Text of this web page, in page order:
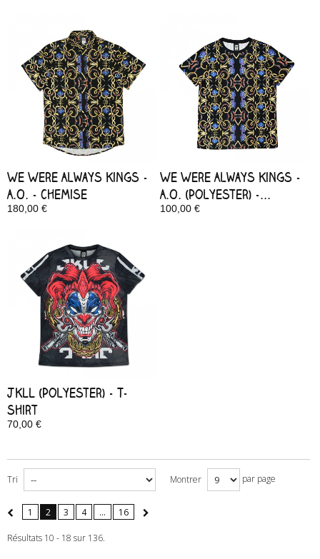
We Were Always Kings -
A.O. - Chemise
180,00 €
We Were Always Kings -
A.O. (Polyester) -...
100,00 €
JKLL (Polyester) - T-
shirt
70,00 €
Tri Montrer par page
1 2 3 4 ... 16
Résultats 10 - 18 sur 136.